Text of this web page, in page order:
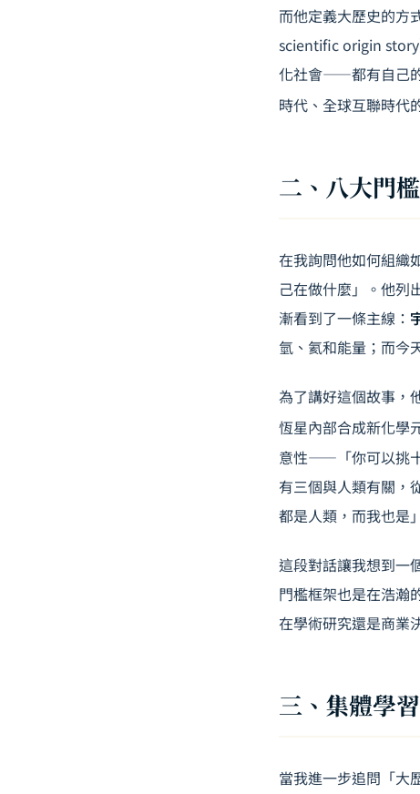
而他定義大歷史的方
scientific origin
化社會——都有自己
時代、全球互聯時代
二、八大門
在我詢問他如何組織
己在做什麼」。他列
漸看到了一條主線：
氫、氦和能量；而今
為了講好這個故事，
恆星內部合成新化
意性——「你可以挑
有三個與人類有關，
都是人類，而我也是
這段對話讓我想到一
門檻框架也是在浩瀚
在學術研究還是商業
三、集體學
當我進一步追問「大